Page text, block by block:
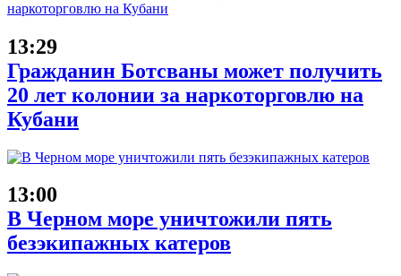
13:29
Гражданин Ботсваны может получить
20 лет колонии за наркоторговлю на
Кубани
13:00
В Черном море уничтожили пять
безэкипажных катеров